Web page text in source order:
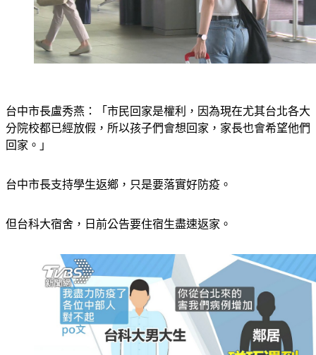
台中市長盧秀燕：「市民回家是權利，因為現在尤其台北各大
分院校都已經放假，所以孩子們會想回家，家長也會希望他們
回家。」
台中市長支持學生返鄉，只是要落實好防疫。
但台科大宿舍，日前公告要住宿生盡速返家。